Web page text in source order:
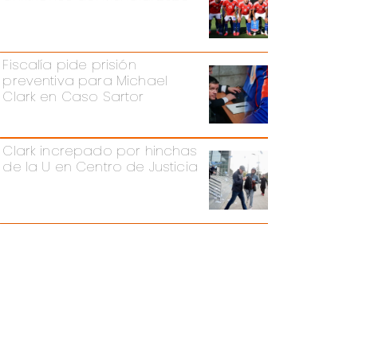
Fiscalía pide prisión
preventiva para Michael
Clark en Caso Sartor
Clark increpado por hinchas
de la U en Centro de Justicia